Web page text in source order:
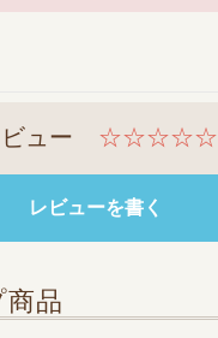
ュー ☆☆☆☆☆
レビューを書く
商品